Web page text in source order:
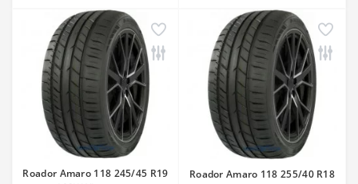
Roador Amaro 118 245/45 R19
Roador Amaro 118 255/40 R18